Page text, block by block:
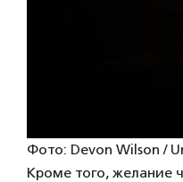
Фото: Devon Wilson /
Кроме того, желание